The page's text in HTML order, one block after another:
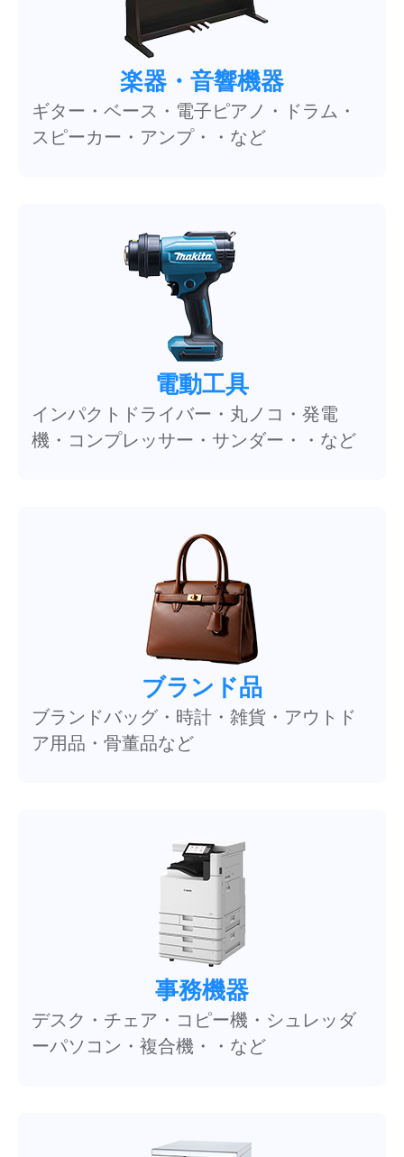
楽器・音響機器
ギター・ベース・電子ピアノ・ドラム・
スピーカー・アンプ・・など
電動工具
インパクトドライバー・丸ノコ・発電
機・コンプレッサー・サンダー・・など
ブランド品
ブランドバッグ・時計・雑貨・アウトド
ア用品・骨董品など
事務機器
デスク・チェア・コピー機・シュレッダ
ーパソコン・複合機・・など